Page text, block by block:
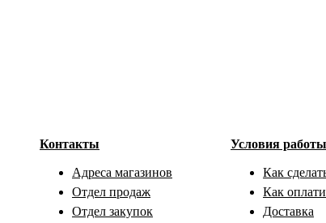
Контакты
Адреса магазинов
Отдел продаж
Отдел закупок
Условия работы
Как
Как
Доставка